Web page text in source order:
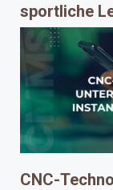
sportliche
CNC-